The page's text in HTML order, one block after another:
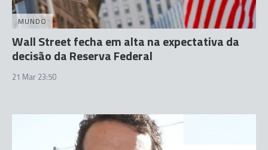
MUNDO
Wall Street fecha em alta na expectativa da
decisão da Reserva Federal
21 Mar 23:50